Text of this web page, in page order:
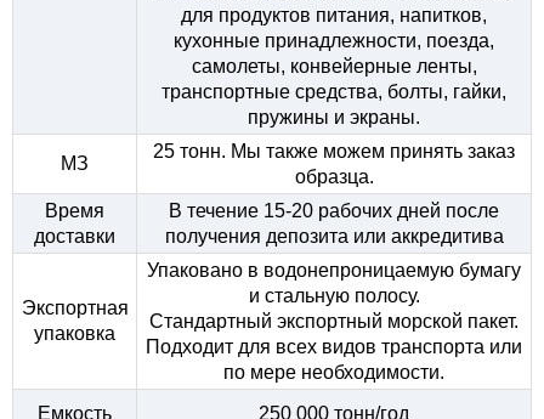
для продуктов питания, напитков,
кухонные принадлежности, поезда,
самолеты, конвейерные ленты,
транспортные средства, болты, гайки,
пружины и экраны.
МЗ
25 тонн. Мы также можем принять заказ
образца.
Время
доставки
В течение 15-20 рабочих дней после
получения депозита или аккредитива
Экспортная
упаковка
Упаковано в водонепроницаемую бумагу
и стальную полосу.
Стандартный экспортный морской пакет.
Подходит для всех видов транспорта или
по мере необходимости.
Емкость
250 000 тонн/год